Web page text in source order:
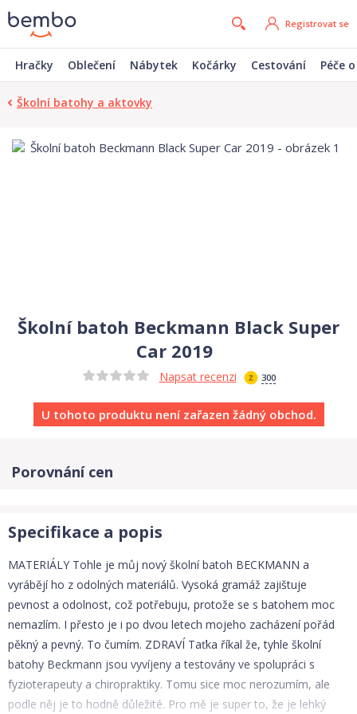
Registrovat se
Hračky Oblečení Nábytek Kočárky Cestování Péče
Školní batohy a aktovky
Školní batoh Beckmann Black Super
Car 2019
Napsat recenzi 300
U tohoto produktu není zařazen žádný obchod.
Porovnání cen
Specifikace a popis
MATERIÁLY Tohle je můj nový školní batoh BECKMANN a
vyrábějí ho z odolných materiálů. Vysoká gramáž zajištuje
pevnost a odolnost, což potřebuju, protože se s batohem moc
nemazlím. I přesto je i po dvou letech mojeho zacházení pořád
pěkný a pevný. To čumím. ZDRAVÍ Taťka říkal že, tyhle školní
batohy Beckmann jsou vyvíjeny a testovány ve spolupráci s
fyzioterapeuty a chiropraktiky. Tomu sice moc nerozumím, ale
podle něj je to hodně důležité. Pro mě je super to, že je lehký